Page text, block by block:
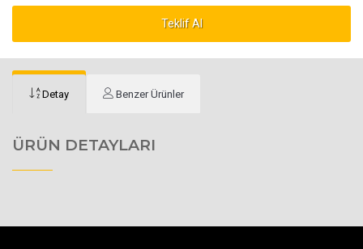
Teklif Al
Detay Benzer Ürünler
ÜRÜN DETAYLARI